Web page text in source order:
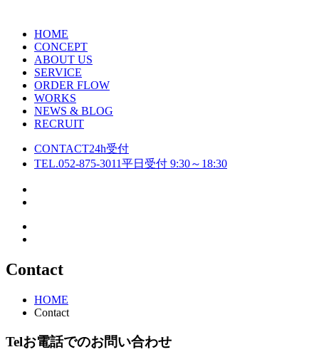
HOME
CONCEPT
ABOUT US
SERVICE
ORDER FLOW
WORKS
NEWS & BLOG
RECRUIT
CONTACT24h受付
TEL.052-875-3011平日受付 9:30～18:30
Contact
HOME
Contact
Telお電話でのお問い合わせ